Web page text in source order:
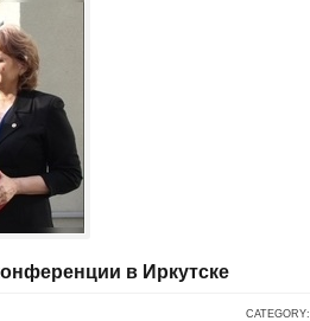
в Иркутске
CATEGORY: